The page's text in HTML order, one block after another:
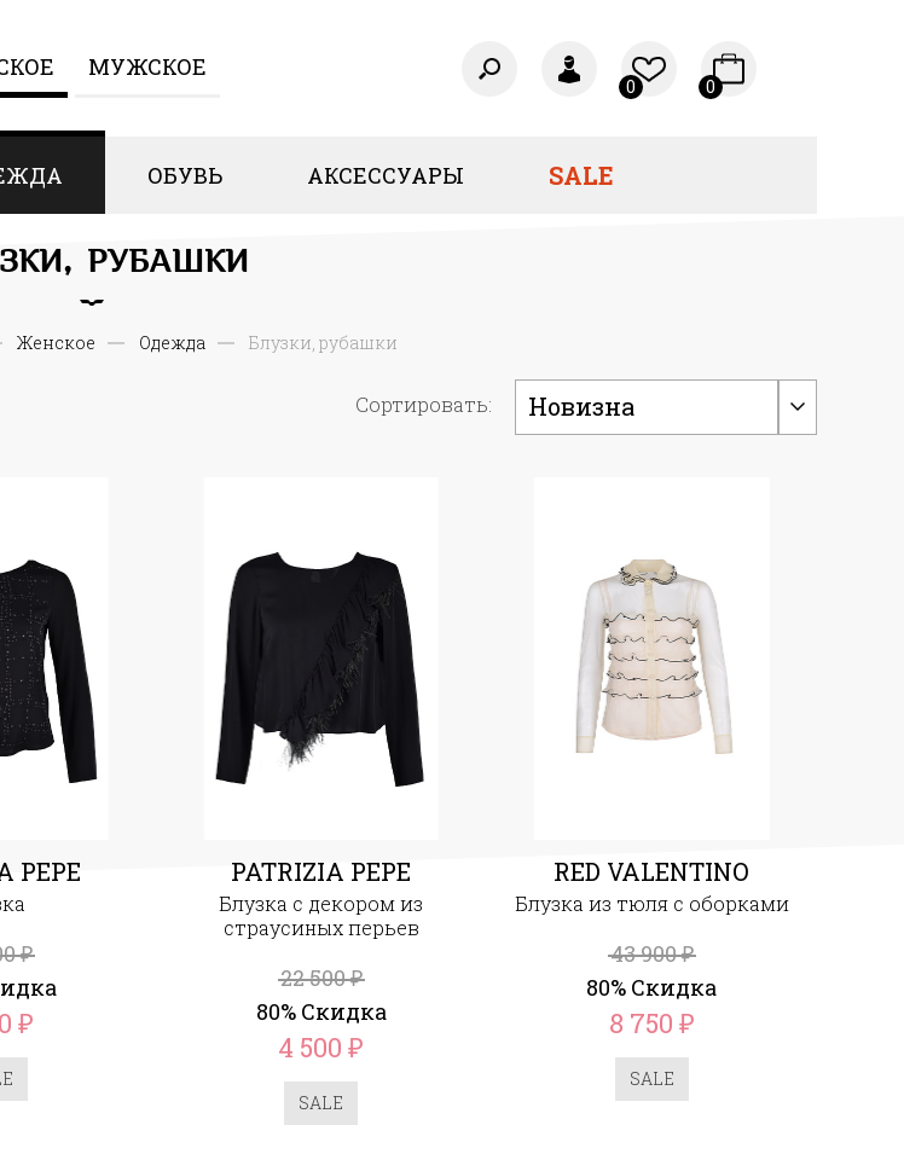
МУЖСКОЕ
0 0
ОБУВЬ АКСЕССУАРЫ SALE
РУБАШКИ
Женcкое Одежда Блузки, рубашки
Сортировать: Новизна
PEPE
₽
₽
PATRIZIA PEPE
Блузка с декором из
страусиных перьев
22 500₽
80% Скидка
4 500₽
SALE
RED VALENTINO
Блузка из тюля с оборками
43 900₽
80% Скидка
8 750 ₽
SALE